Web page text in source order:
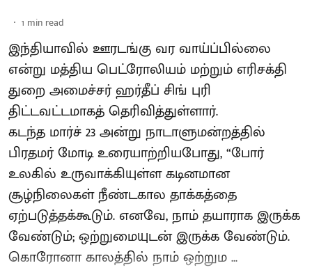
1 min read
இந்தியாவில் ஊரடங்கு வர வாய்ப்பில்லை
என்று மத்திய பெட்ரோலியம் மற்றும் எரிசக்தி
துறை அமைச்சர் ஹர்தீப் சிங் புரி
திட்டவட்டமாகத் தெரிவித்துள்ளார்.
கடந்த மார்ச் 23 அன்று நாடாளுமன்றத்தில்
பிரதமர் மோடி உரையாற்றியபோது, “போர்
உலகில் உருவாக்கியுள்ள கடினமான
சூழ்நிலைகள் நீண்டகால தாக்கத்தை
ஏற்படுத்தக்கூடும். எனவே, நாம் தயாராக இருக்க
வேண்டும்; ஒற்றுமையுடன் இருக்க வேண்டும்.
கொரோனா காலத்தில் நாம் ஒற்றும ...